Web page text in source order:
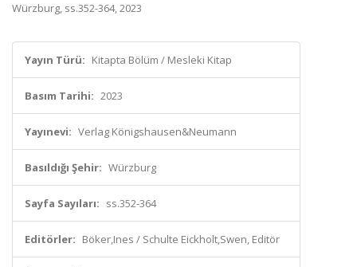
Würzburg, ss.352-364, 2023
Yayın Türü: Kitapta Bölüm / Mesleki Kitap
Basım Tarihi: 2023
Yayınevi: Verlag Königshausen&Neumann
Basıldığı Şehir: Würzburg
Sayfa Sayıları: ss.352-364
Editörler: Böker,Ines / Schulte Eickholt,Swen, Editör